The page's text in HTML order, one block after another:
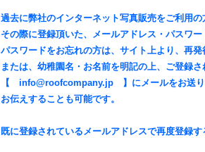
過去に弊社のインターネット写真販売をご利用の
その際に登録頂いた、メールアドレス・パスワ
パスワードをお忘れの方は、サイト上より、再発
または、幼稚園名・お名前を明記の上、ご登録
【 info@roofcompany.jp 】にメールをお送り
お伝えすることも可能です。
既に登録されているメールアドレスで再度登録